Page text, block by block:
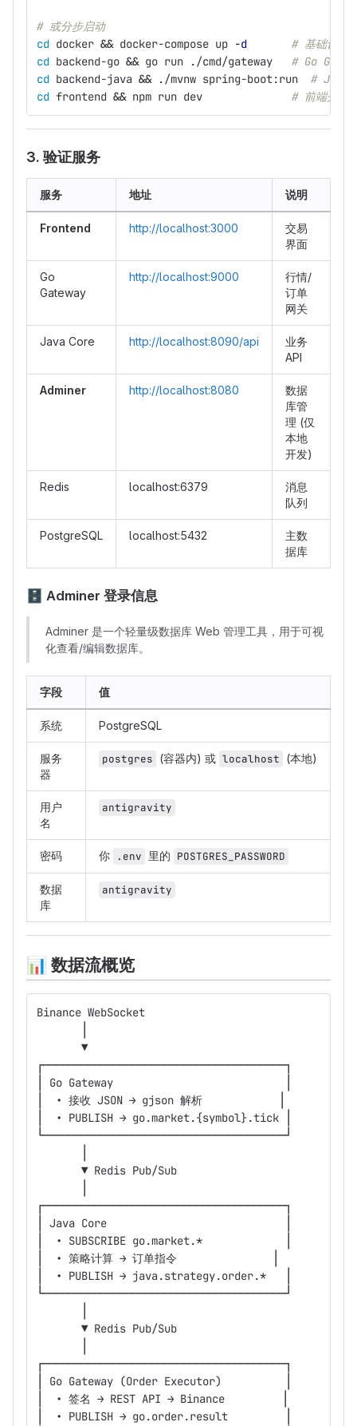
# 或分步启动
cd docker && docker-compose up -d
# 基础设施
cd backend-go && go run ./cmd/gateway # Go
cd backend-java && ./mvnw spring-boot:run # Java
cd frontend && npm run dev # 前端开发
3. 验证服务
服务 地址 说明
Frontend http://localhost:3000
交易
界面
Go
Gateway
http://localhost:9000
行情/
订单
网关
Java Core http://localhost:8090/api
业务
API
Adminer http://localhost:8080
数据
库管
理 (仅
本地
开发)
Redis localhost:6379
消息
队列
PostgreSQL localhost:5432
主数
据库
🗄 ️ Adminer 登录信息
Adminer 是一个轻量级数据库 Web 管理工具，用于可视
化查看/编辑数据库。
字段 值
系统 PostgreSQL
服务
器
postgres (容器内) 或 localhost (本地)
用户
名
antigravity
密码 你 .env 里的 POSTGRES_PASSWORD
数据
库
antigravity
📊 数据流概览
Binance WebSocket
       ▼
┌──────────────────────────────────────┐
│ Go Gateway                           │
│  • 接收 JSON → gjson 解析            │
│  • PUBLISH → go.market.{symbol}.tick │
└──────────────────────────────────────┘
       ▼ Redis Pub/Sub
┌──────────────────────────────────────┐
│ Java Core                            │
│  • SUBSCRIBE go.market.*             │
│  • 策略计算 → 订单指令               │
│  • PUBLISH → java.strategy.order.*   │
└──────────────────────────────────────┘
       ▼ Redis Pub/Sub
┌──────────────────────────────────────┐
│ Go Gateway (Order Executor)          │
│  • 签名 → REST API → Binance         │
│  • PUBLISH → go.order.result         │